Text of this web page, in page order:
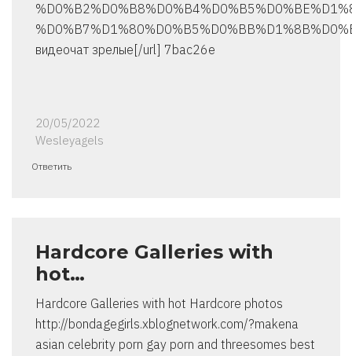
видеочат зрелые[/url] 7bac26e
20/05/2022
Wesleyagels
Ответить
Hardcore Galleries with
hot…
Hardcore Galleries with hot Hardcore photos
http://bondagegirls.xblognetwork.com/?makena
asian celebrity porn gay porn and threesomes best